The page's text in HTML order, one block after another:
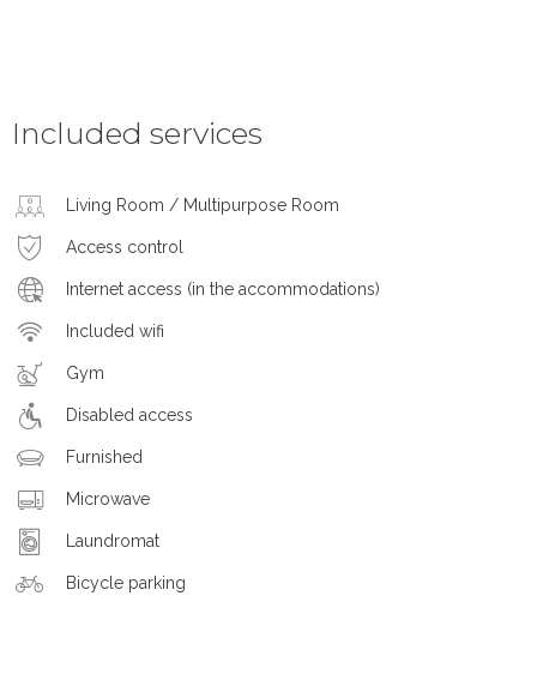
Included services
Living Room / Multipurpose Room
Access control
Internet access (in the accommodations)
Included wifi
Gym
Disabled access
Furnished
Microwave
Laundromat
Bicycle parking